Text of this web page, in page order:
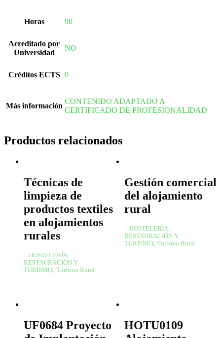
Horas 90
Acreditado por
Universidad
NO
Créditos ECTS 0
Más información
CONTENIDO ADAPTADO A
CERTIFICADO DE PROFESIONALIDAD
Productos relacionados
Técnicas de
limpieza de
productos textiles
en alojamientos
rurales
HOSTELERÍA,
RESTAURACIÓN Y
TURISMO, Turismo Rural
Gestión comercial
del alojamiento
rural
HOSTELERÍA,
RESTAURACIÓN Y
TURISMO, Turismo Rural
UF0684 Proyecto
HOTU0109